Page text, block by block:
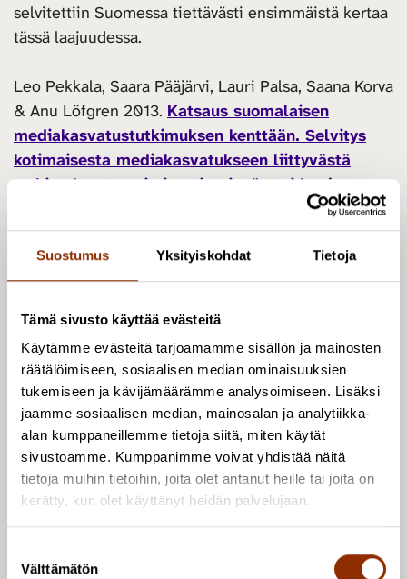
Suostumus Yksityiskohdat Tietoja
Tämä sivusto käyttää evästeitä
Käytämme evästeitä tarjoamamme sisällön ja mainosten
räätälöimiseen, sosiaalisen median ominaisuuksien
tukemiseen ja kävijämäärämme analysoimiseen. Lisäksi
jaamme sosiaalisen median, mainosalan ja analytiikka-
alan kumppaneillemme tietoja siitä, miten käytät
sivustoamme. Kumppanimme voivat yhdistää näitä
tietoja muihin tietoihin, joita olet antanut heille tai joita on
kerätty, kun olet käyttänyt heidän palvelujaan.
Välttämätön
selvitettiin Suomessa tiettävästi ensimmäistä kertaa
tässä laajuudessa.
Leo Pekkala, Saara Pääjärvi, Lauri Palsa, Saana Korva
& Anu Löfgren 2013. Katsaus suomalaisen
mediakasvatustutkimuksen kenttään. Selvitys
kotimaisesta mediakasvatukseen liittyvästä
tutkimuksesta erityisesti opinnäytteiden ja
journaaliartikkeleiden osalta pääosin vuosien
2007 – 2012 ajalta.(PDF) Mediakasvatus- ja
kuvaohjelmakeskus MEKU ja Kulttuuripolitiikan
tutkimuskeskus Cupore.
Hankkeen tutkijat